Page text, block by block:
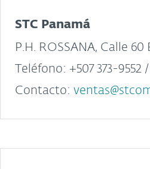
STC Panamá
P.H. ROSSANA, Calle 60
Teléfono: +507 373-9552
Contacto: